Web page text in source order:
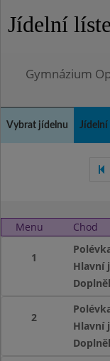
Jídelní
Gymnázium
Vybrat jídelnu Jídelní
Menu Chod
1
Hlavní
2
Hlavní